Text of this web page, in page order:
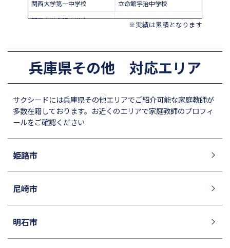
関西大学第一中学校
立命館宇治中学校
関西大学北陽中学校
※実績は累積となります
兵庫県その他 対応エリア
サクシードには兵庫県その他エリアでご紹介可能な家庭教師が
多数在籍しております。お近くのエリアで家庭教師のプロフィ
ールをご確認ください
姫路市
尼崎市
明石市